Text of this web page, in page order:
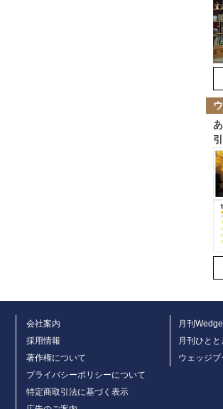
会社案内
採用情報
著作権について
プライバシーポリシーについて
特定商取引法に基づく表示
月刊Wedge
月刊ひとと
ウェッジブ